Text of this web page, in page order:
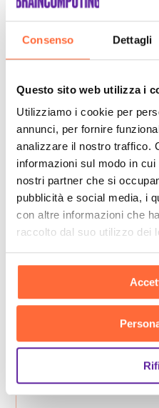
Consenso Dettagli
Questo sito web utilizza i
Utilizziamo i cookie per
annunci, per fornire
analizzare il nostro traffico.
informazioni sul modo in
nostri partner che si
pubblicità e social media, i
con altre informazioni che
raccolto dal suo utilizzo dei